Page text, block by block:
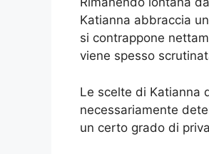
Katianna abbraccia
si contrappone
viene spesso
Le scelte di Katianna
necessariamente
un certo grado di